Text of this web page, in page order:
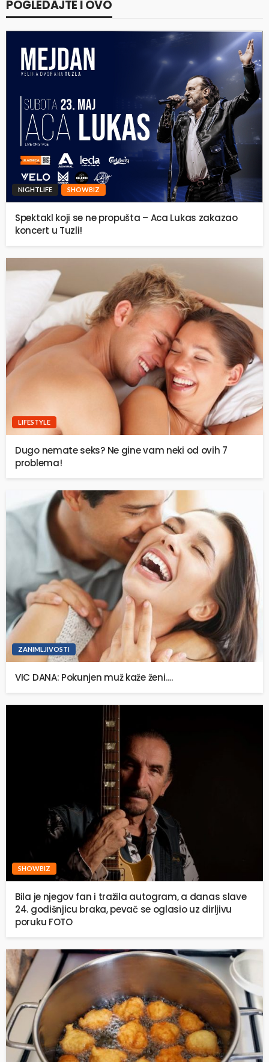
POGLEDAJTE I OVO
NIGHTLIFE SHOWBIZ
Spektakl koji se ne propušta – Aca Lukas zakazao
koncert u Tuzli!
LIFESTYLE
Dugo nemate seks? Ne gine vam neki od ovih 7
problema!
ZANIMLJIVOSTI
VIC DANA: Pokunjen muž kaže ženi….
SHOWBIZ
Bila je njegov fan i tražila autogram, a danas slave
24. godišnjicu braka, pevač se oglasio uz dirljivu
poruku FOTO